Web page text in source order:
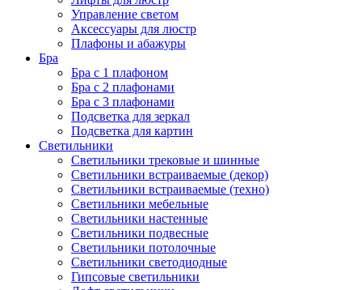
Управление светом
Аксессуары для люстр
Плафоны и абажуры
Бра
Бра с 1 плафоном
Бра с 2 плафонами
Бра с 3 плафонами
Подсветка для зеркал
Подсветка для картин
Светильники
Светильники трековые и шинные
Светильники встраиваемые (декор)
Светильники встраиваемые (техно)
Светильники мебельные
Светильники настенные
Светильники подвесные
Светильники потолочные
Светильники светодиодные
Гипсовые светильники